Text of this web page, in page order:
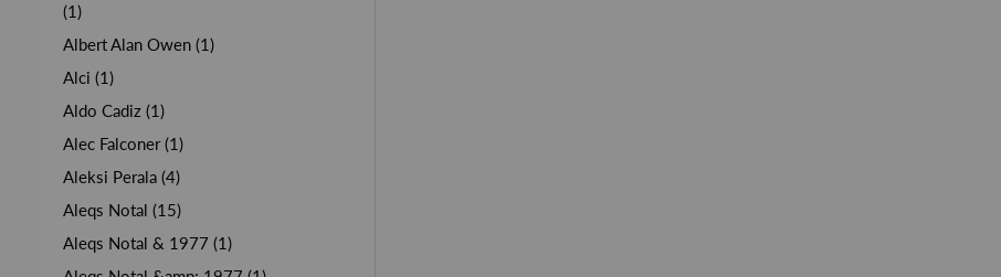
(1)
Albert Alan Owen (1)
Alci (1)
Aldo Cadiz (1)
Alec Falconer (1)
Aleksi Perala (4)
Aleqs Notal (15)
Aleqs Notal & 1977 (1)